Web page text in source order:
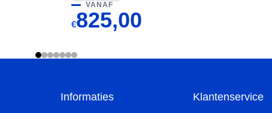
VANAF
€825,00
Informaties Klantenservice